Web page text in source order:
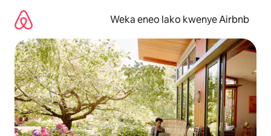
kwenda
kwenye
maudhui
Weka eneo lako kwenye Airbnb